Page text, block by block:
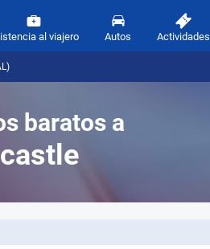
al viajero Autos Actividades
baratos a